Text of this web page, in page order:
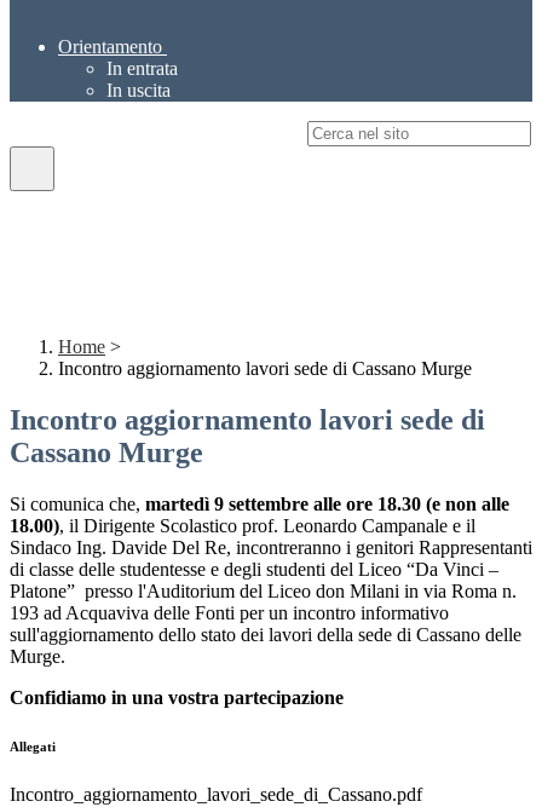
Orientamento
In entrata
In uscita
Home >
Incontro aggiornamento lavori sede di Cassano Murge
Incontro aggiornamento lavori sede di
Cassano Murge
Si comunica che, martedì 9 settembre alle ore 18.30 (e non alle
18.00), il Dirigente Scolastico prof. Leonardo Campanale e il
Sindaco Ing. Davide Del Re, incontreranno i genitori Rappresentanti
di classe delle studentesse e degli studenti del Liceo “Da Vinci –
Platone” presso l'Auditorium del Liceo don Milani in via Roma n.
193 ad Acquaviva delle Fonti per un incontro informativo
sull'aggiornamento dello stato dei lavori della sede di Cassano delle
Murge.
Confidiamo in una vostra partecipazione
Allegati
Incontro_aggiornamento_lavori_sede_di_Cassano.pdf